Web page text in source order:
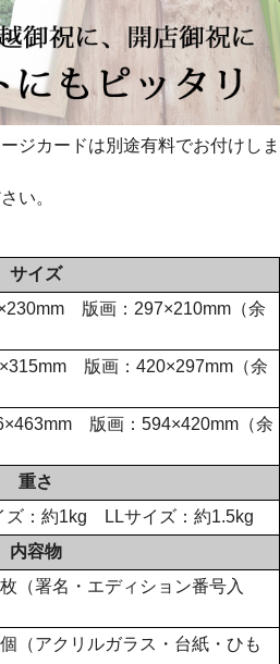
ジカードは別途有料でお付けしま
い。
サイズ
版画：297×210mm（余
版画：420×297mm（余
版画：594×420mm（余
重さ
ズ：約1kg LLサイズ：約1.5kg
内容物
（署名・エディション番号入
アクリルガラス・台紙・ひも